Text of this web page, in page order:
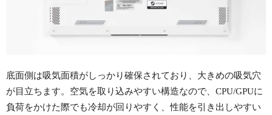
底面側は吸気面積がしっかり確保されており、大きめの吸気穴
が目立ちます。空気を取り込みやすい構造なので、CPU/GPUに
負荷をかけた際でも冷却が回りやすく、性能を引き出しやすい